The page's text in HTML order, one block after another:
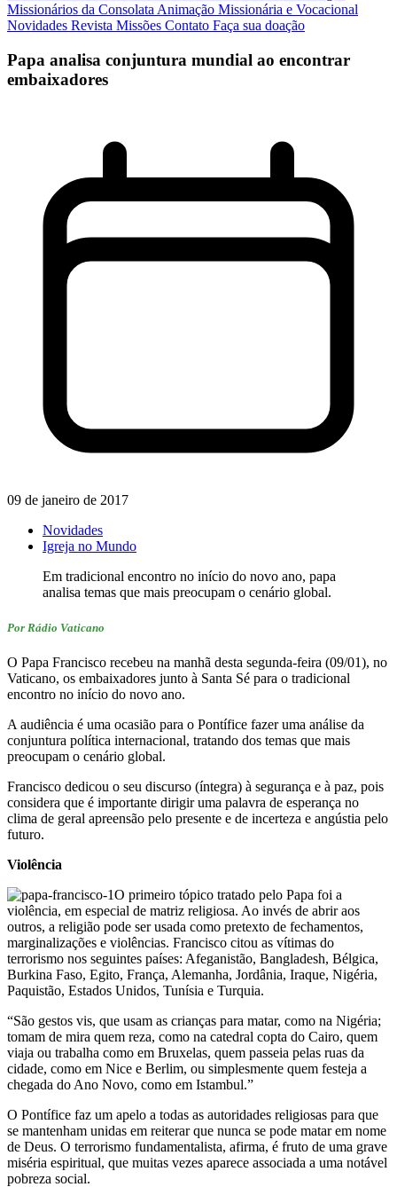
Missionários da Consolata Animação Missionária e Vocacional
Novidades Revista Missões Contato Faça sua doação
Papa analisa conjuntura mundial ao encontrar
embaixadores
09 de janeiro de 2017
Novidades
Igreja no Mundo
Em tradicional encontro no início do novo ano, papa
analisa temas que mais preocupam o cenário global.
Por Rádio Vaticano
O Papa Francisco recebeu na manhã desta segunda-feira (09/01), no
Vaticano, os embaixadores junto à Santa Sé para o tradicional
encontro no início do novo ano.
A audiência é uma ocasião para o Pontífice fazer uma análise da
conjuntura política internacional, tratando dos temas que mais
preocupam o cenário global.
Francisco dedicou o seu discurso (íntegra) à segurança e à paz, pois
considera que é importante dirigir uma palavra de esperança no
clima de geral apreensão pelo presente e de incerteza e angústia pelo
futuro.
Violência
O primeiro tópico tratado pelo Papa foi a
violência, em especial de matriz religiosa. Ao invés de abrir aos
outros, a religião pode ser usada como pretexto de fechamentos,
marginalizações e violências. Francisco citou as vítimas do
terrorismo nos seguintes países: Afeganistão, Bangladesh, Bélgica,
Burkina Faso, Egito, França, Alemanha, Jordânia, Iraque, Nigéria,
Paquistão, Estados Unidos, Tunísia e Turquia.
“São gestos vis, que usam as crianças para matar, como na Nigéria;
tomam de mira quem reza, como na catedral copta do Cairo, quem
viaja ou trabalha como em Bruxelas, quem passeia pelas ruas da
cidade, como em Nice e Berlim, ou simplesmente quem festeja a
chegada do Ano Novo, como em Istambul.”
O Pontífice faz um apelo a todas as autoridades religiosas para que
se mantenham unidas em reiterar que nunca se pode matar em nome
de Deus. O terrorismo fundamentalista, afirma, é fruto de uma grave
miséria espiritual, que muitas vezes aparece associada a uma notável
pobreza social.